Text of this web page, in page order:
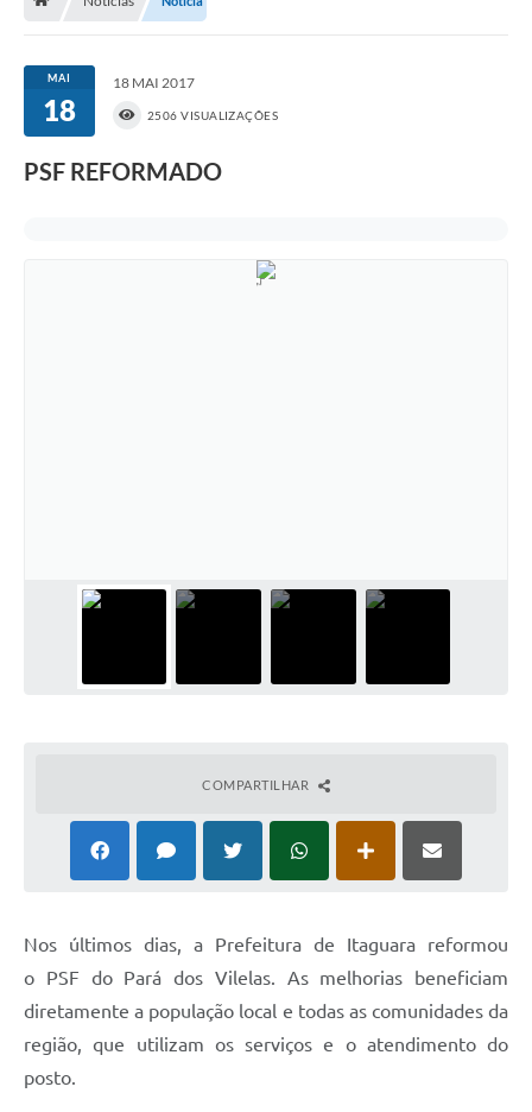
MAI
18
18 MAI 2017
2506 VISUALIZAÇÕES
PSF REFORMADO
COMPARTILHAR
Nos últimos dias, a Prefeitura de Itaguara reformou
o PSF do Pará dos Vilelas. As melhorias beneficiam
diretamente a população local e todas as comunidades da
região, que utilizam os serviços e o atendimento do
posto.